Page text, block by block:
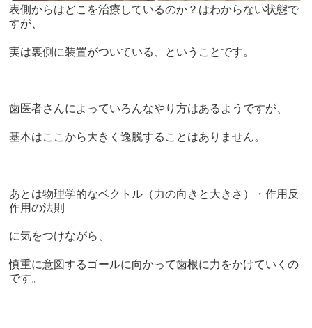
​表側からはどこを治療しているのか？はわからない状態で
すが、
実は裏側に装置がついている、ということです。
歯医者さんによっていろんなやり方はあるようですが、
基本はここから大きく逸脱することはありません。
あとは物理学的なベクトル（力の向きと大きさ）・作用反
作用の法則
に気をつけながら、
慎重に意図するゴールに向かって歯根に力をかけていくの
です。